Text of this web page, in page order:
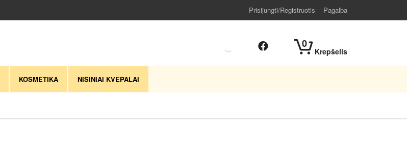
Prisijungti/Registruotis Pagalba
0
Krepšelis
KOSMETIKA NIŠINIAI KVEPALAI